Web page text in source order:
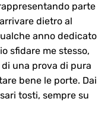
parte
dietro al
anno dedicato
sfidare me stesso,
una prova di pura
bene le porte. Dai
tosti, sempre su